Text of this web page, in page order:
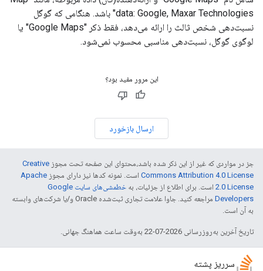
data: Google, Maxar Technologies" باشد. هنگامی که گوگل
نسبت‌دهی شخص ثالث را ارائه می‌دهد، فقط ذکر "Google Maps" یا
لوگوی گوگل، نسبت‌دهی مناسبی محسوب نمی‌شود.
این مرور مفید بود؟
ارسال بازخورد
جز در مواردی که غیر از این ذکر شده باشد،‌محتوای این صفحه تحت مجوز Creative
Commons Attribution 4.0 License است. نمونه کدها نیز دارای مجوز Apache
2.0 License است. برای اطلاع از جزئیات، به
خطمشی‌های سایت Google
Developers‏
مراجعه کنید. جاوا علامت تجاری ثبت‌شده Oracle و/یا شرکت‌های وابسته
به آن است.
تاریخ آخرین به‌روزرسانی 2026-07-22 به‌وقت ساعت هماهنگ جهانی.
سرریز پشته